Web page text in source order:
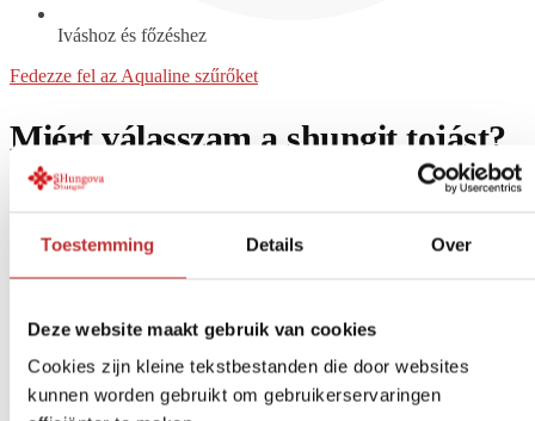
Toestemming Details Over
Deze website maakt gebruik van cookies
Cookies zijn kleine tekstbestanden die door websites
kunnen worden gebruikt om gebruikerservaringen
Iváshoz és főzéshez
Fedezze fel az Aqualine szűrőket
Miért válasszam a shungit tojást?
A tojás az univerzum ősi erejét szimbolizálja, amelyből minden
növekedési és változási lehetőségeivel együtt. Ebben párhuzamot
hatást kölcsönöznek neki, amely mindent negatívból pozitívvá
A szungit és a tojás alakjának kombinációjában 1 + 1 nem 2, hanem